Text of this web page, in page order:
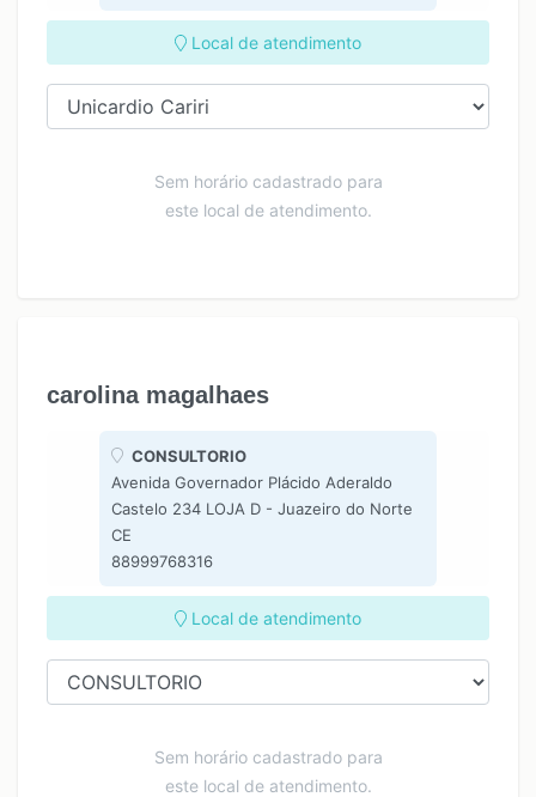
Local de atendimento
Sem horário cadastrado para
este local de atendimento.
carolina magalhaes
CONSULTORIO
Avenida Governador Plácido Aderaldo
Castelo 234 LOJA D - Juazeiro do Norte
CE
88999768316
Local de atendimento
Sem horário cadastrado para
este local de atendimento.